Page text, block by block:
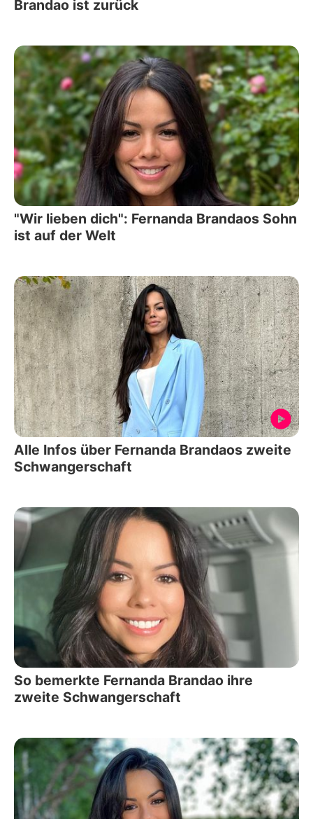
Brandao ist zurück
"Wir lieben dich": Fernanda Brandaos Sohn
ist auf der Welt
Alle Infos über Fernanda Brandaos zweite
Schwangerschaft
So bemerkte Fernanda Brandao ihre
zweite Schwangerschaft